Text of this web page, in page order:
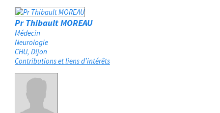
Pr Thibault MOREAU
Médecin
Neurologie
CHU Dijon
Contributions et liens d’intérêts